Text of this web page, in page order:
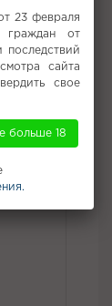
тобой
лучшее
23 февраля
от
последствий
сайта
свое
больше 18